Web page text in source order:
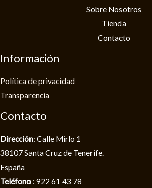
Sobre Nosotros
Tienda
Contacto
Información
Política de privacidad​
Transparencia
Contacto
Dirección: Calle Mirlo 1
38107 Santa Cruz de Tenerife.
España
Teléfono : 922 61 43 78